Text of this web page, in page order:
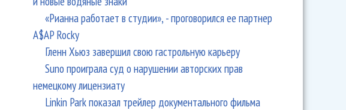
«Рианна работает в студии», - проговорился ее партнер
A$AP Rocky
Гленн Хьюз завершил свою гастрольную карьеру
Suno проиграла суд о нарушении авторских прав
немецкому лицензиату
Linkin Park показал трейлер документального фильма